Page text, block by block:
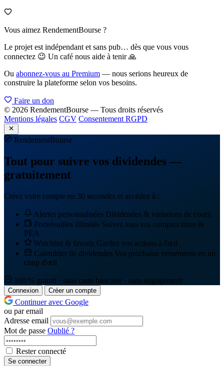
Vous aimez RendementBourse ?
Le projet est indépendant et sans pub… dès que vous vous
connectez 😉 Un café nous aide à tenir 🙏
Ou abonnez-vous au Premium — nous serions heureux de
construire la plateforme selon vos besoins.
Faire un don
© 2026 RendementBourse — Tous droits réservés
Mentions légales CGV Consentement RGPD
RendementBourse
Tout pour suivre vos dividendes —
gratuitement
Créez votre compte en 30 secondes et accédez à :
Alertes personnalisées Dividendes & variations de cours
Portefeuilles illimités Suivez tous vos comptes titres &
PEA
Watchlist & favoris Gardez vos actions à l'œil
Calendrier de dividendes Vos prochains versements en un
coup d'œil
100 % gratuit · sans carte bancaire · sans engagement
Connexion Créer un compte
Continuer avec Google
ou par email
Adresse email
Mot de passe Oublié ?
Rester connecté
Se connecter